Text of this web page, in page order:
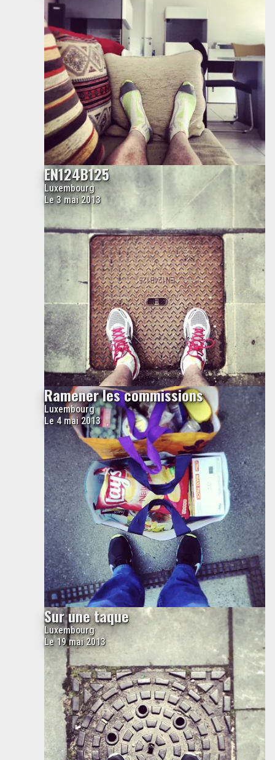
EN124B125
Luxembourg
Le 3 mai 2013
Ramener les commissions
Luxembourg
Le 4 mai 2013
Sur une taque
Luxembourg
Le 19 mai 2013